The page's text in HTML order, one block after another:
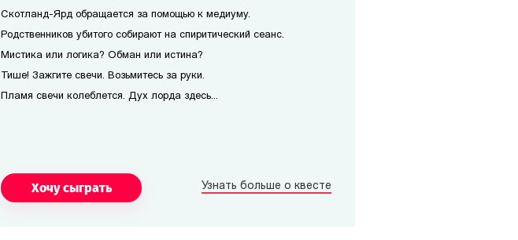
Скотланд-Ярд обращается за помощью к медиуму.
Родственников убитого собирают на спиритический сеанс.
Мистика или логика? Обман или истина?
Тише! Зажгите свечи. Возьмитесь за руки.
Пламя свечи колеблется. Дух лорда здесь...
Хочу сыграть Узнать больше о квесте